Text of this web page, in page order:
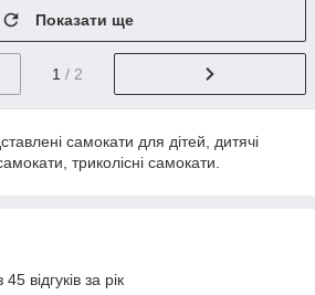
Показати ще
1 / 2
самокати для дітей, дитячі
триколісні самокати.
відгуків за рік